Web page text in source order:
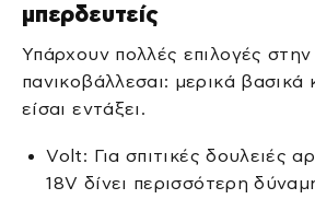
μπερδευτείς
Υπάρχουν πολλές επιλογές
πανικοβάλλεσαι: μερικά βασικά
είσαι εντάξει.
Volt: Για σπιτικές δουλειές
18V δίνει περισσότερη